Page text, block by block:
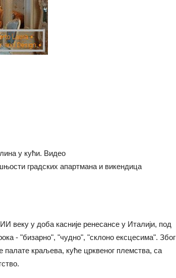
у кући. Видео
градских апартмана и викендица
у доба касније ренесансе у Италији, под
- "бизарно", "чудно", "склоно ексцесима". Због
палате краљева, куће црквеног племства, са